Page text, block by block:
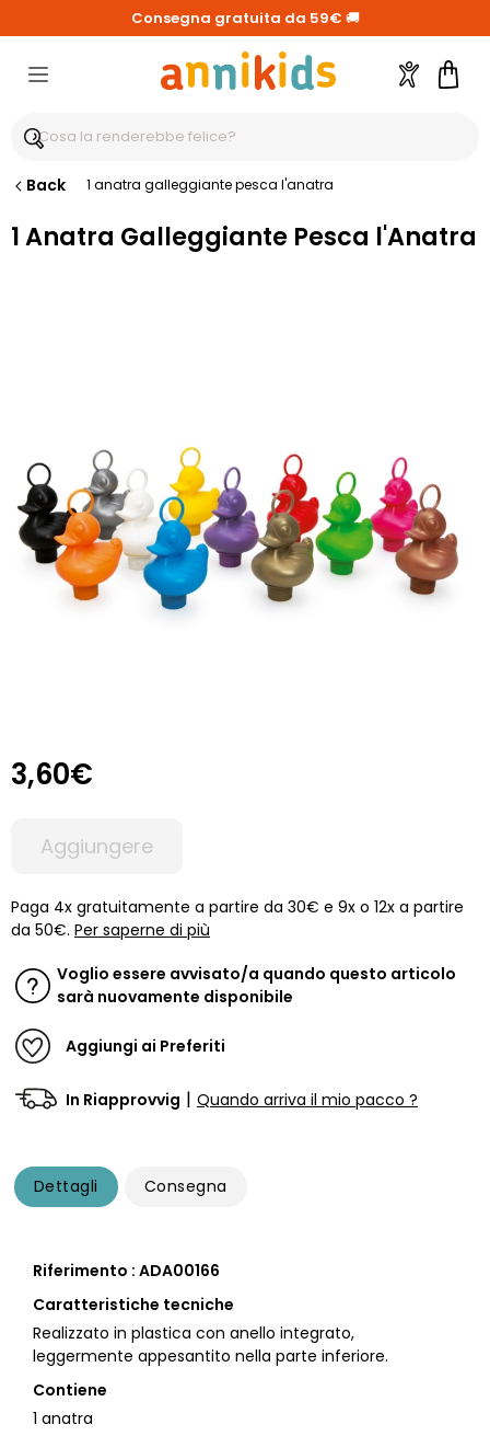
Consegna gratuita da 59€ 🚚
Account
Back 1 anatra galleggiante pesca l'anatra
1 Anatra Galleggiante Pesca l'Anatra
3,60€
Aggiungere
Paga 4x gratuitamente a partire da 30€ e 9x o 12x a partire
da 50€. Per saperne di più
Voglio essere avvisato/a quando questo articolo
sarà nuovamente disponibile
Aggiungi ai Preferiti
In Riapprovvig | Quando arriva il mio pacco ?
Dettagli Consegna
Riferimento : ADA00166
Caratteristiche tecniche
Realizzato in plastica con anello integrato,
leggermente appesantito nella parte inferiore.
Contiene
1 anatra